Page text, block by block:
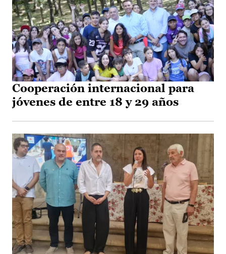
Cooperación internacional para
jóvenes de entre 18 y 29 años